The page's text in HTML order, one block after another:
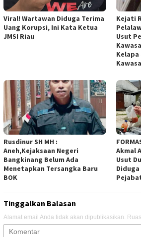
Viral! Wartawan Diduga Terima
Uang Korupsi, Ini Kata Ketua
JMSI Riau
Kejati
Usut
Kelapa
Rusdinur SH MH :
Aneh,Kejaksaan Negeri
Bangkinang Belum Ada
Menetapkan Tersangka Baru
BOK
Akmal
Usut
Tinggalkan Balasan
Alamat email Anda tidak akan dipublikasikan.